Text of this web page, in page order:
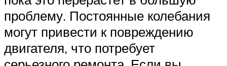
проблему. Постоянные колебания
могут привести к повреждению
двигателя, что потребует